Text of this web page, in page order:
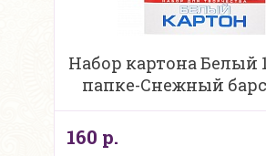
Набор картона Белый
папке-Снежный барс
160 р.